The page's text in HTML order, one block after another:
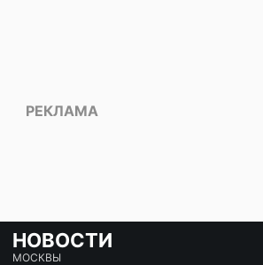
НОВОСТИ
МОСКВЫ